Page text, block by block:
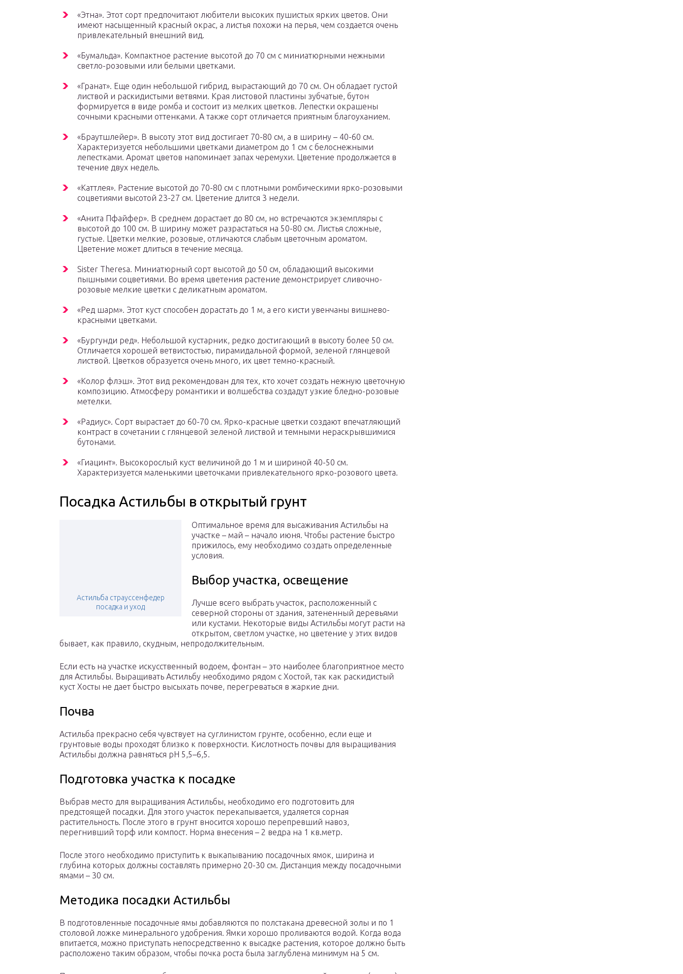
«Этна». Этот сорт предпочитают любители высоких пушистых ярких цветов. Они
имеют насыщенный красный окрас, а листья похожи на перья, чем создается очень
привлекательный внешний вид.
«Бумальда». Компактное растение высотой до 70 см с миниатюрными нежными
светло-розовыми или белыми цветками.
«Гранат». Еще один небольшой гибрид, вырастающий до 70 см. Он обладает густой
листвой и раскидистыми ветвями. Края листовой пластины зубчатые, бутон
формируется в виде ромба и состоит из мелких цветков. Лепестки окрашены
сочными красными оттенками. А также сорт отличается приятным благоуханием.
«Браутшлейер». В высоту этот вид достигает 70-80 см, а в ширину – 40-60 см.
Характеризуется небольшими цветками диаметром до 1 см с белоснежными
лепестками. Аромат цветов напоминает запах черемухи. Цветение продолжается в
течение двух недель.
«Каттлея». Растение высотой до 70-80 см с плотными ромбическими ярко-розовыми
соцветиями высотой 23-27 см. Цветение длится 3 недели.
«Анита Пфайфер». В среднем дорастает до 80 см, но встречаются экземпляры с
высотой до 100 см. В ширину может разрастаться на 50-80 см. Листья сложные,
густые. Цветки мелкие, розовые, отличаются слабым цветочным ароматом.
Цветение может длиться в течение месяца.
Sister Theresa. Миниатюрный сорт высотой до 50 см, обладающий высокими
пышными соцветиями. Во время цветения растение демонстрирует сливочно-
розовые мелкие цветки с деликатным ароматом.
«Ред шарм». Этот куст способен дорастать до 1 м, а его кисти увенчаны вишнево-
красными цветками.
«Бургунди ред». Небольшой кустарник, редко достигающий в высоту более 50 см.
Отличается хорошей ветвистостью, пирамидальной формой, зеленой глянцевой
листвой. Цветков образуется очень много, их цвет темно-красный.
«Колор флэш». Этот вид рекомендован для тех, кто хочет создать нежную цветочную
композицию. Атмосферу романтики и волшебства создадут узкие бледно-розовые
метелки.
«Радиус». Сорт вырастает до 60-70 см. Ярко-красные цветки создают впечатляющий
контраст в сочетании с глянцевой зеленой листвой и темными нераскрывшимися
бутонами.
«Гиацинт». Высокорослый куст величиной до 1 м и шириной 40-50 см.
Характеризуется маленькими цветочками привлекательного ярко-розового цвета.
Посадка Астильбы в открытый грунт
Астильба страуссенфедер
посадка и уход
Оптимальное время для высаживания Астильбы на
участке – май – начало июня. Чтобы растение быстро
прижилось, ему необходимо создать определенные
условия.
Выбор участка, освещение
Лучше всего выбрать участок, расположенный с
северной стороны от здания, затененный деревьями
или кустами. Некоторые виды Астильбы могут расти на
открытом, светлом участке, но цветение у этих видов
бывает, как правило, скудным, непродолжительным.
Если есть на участке искусственный водоем, фонтан – это наиболее благоприятное место
для Астильбы. Выращивать Астильбу необходимо рядом с Хостой, так как раскидистый
куст Хосты не дает быстро высыхать почве, перегреваться в жаркие дни.
Почва
Астильба прекрасно себя чувствует на суглинистом грунте, особенно, если еще и
грунтовые воды проходят близко к поверхности. Кислотность почвы для выращивания
Астильбы должна равняться рН 5,5–6,5.
Подготовка участка к посадке
Выбрав место для выращивания Астильбы, необходимо его подготовить для
предстоящей посадки. Для этого участок перекапывается, удаляется сорная
растительность. После этого в грунт вносится хорошо перепревший навоз,
перегнивший торф или компост. Норма внесения – 2 ведра на 1 кв.метр.
После этого необходимо приступить к выкапыванию посадочных ямок, ширина и
глубина которых должны составлять примерно 20-30 см. Дистанция между посадочными
ямами – 30 см.
Методика посадки Астильбы
В подготовленные посадочные ямы добавляются по полстакана древесной золы и по 1
столовой ложке минерального удобрения. Ямки хорошо проливаются водой. Когда вода
впитается, можно приступать непосредственно к высадке растения, которое должно быть
расположено таким образом, чтобы почка роста была заглублена минимум на 5 см.